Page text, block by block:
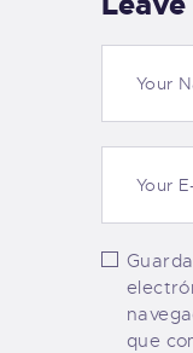
que